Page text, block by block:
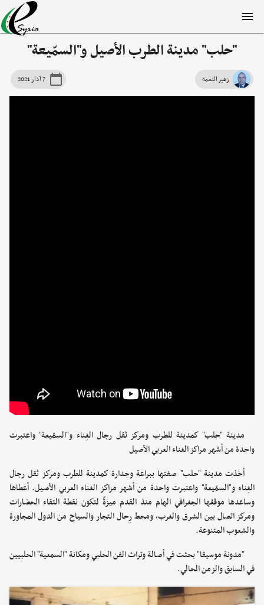
"حلب" مدينة الطرب الأصيل و"السمّيعة"
زهير النعمة 7 آذار 2021
مدينة "حلب" كمدينة للطرب ومركز ثقل رجال الغِناء و"السمّيعة" واعتبرت
واحدة من أشهر مراكز الغناء العربي الأصيل
أخذت مدينة "حلب" صفتها ببراعة وجدارة كمدينة للطرب ومركز ثقل رجال
الغِناء و"السمّيعة" واعتبرت واحدة من أشهر مراكز الغناء العربي الأصيل. أعطاها
وساعدها موقعُها الجغرافي الهام منذ القدم ميزةً لتكون نقطة التقاء الحضارات
ومركز اتصال بين الشرق والغرب، ومحط رِحال التجار والسياح من الدول المجاورة
والشعوب المتنوعة.
"مدونة موسيقا" بحثت في أصالة وتراث الفن الحلبي ومكانة "السمعية" الحلبيين
في السابق والزمن الحالي.